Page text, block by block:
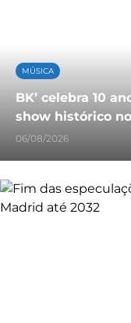
MÚSICA
BK’ celebra 10
show histórico
06/08/2026